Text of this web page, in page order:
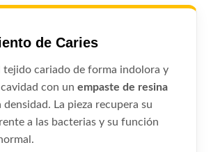
de Caries
tejido cariado de forma indolora y
con un empaste de resina
La pieza recupera su
a las bacterias y su función